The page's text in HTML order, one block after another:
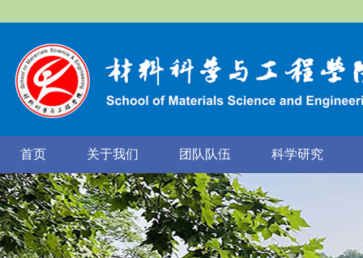
首页 关于我们 团队队伍 科学研究